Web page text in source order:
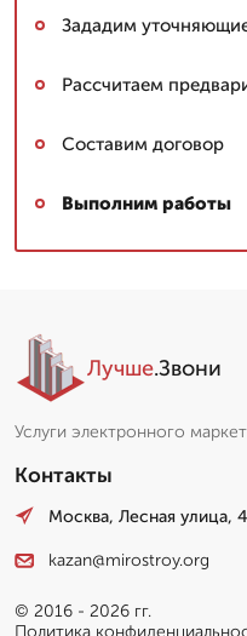
Зададим
Рассчитаем
Составим договор
Выполним работы
Лучше.Звони
Услуги электронного
Контакты
Москва, Лесная улица,
kazan@mirostroy.org
© 2016 - 2026 гг.
Политика